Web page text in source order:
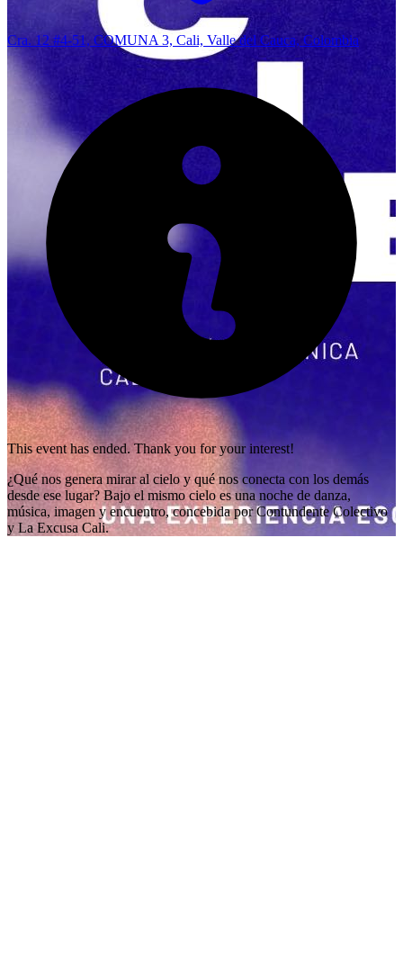
Cra. 12 #4-51, COMUNA 3, Cali, Valle del Cauca, Colombia
This event has ended. Thank you for your interest!
¿Qué nos genera mirar al cielo y qué nos conecta con los demás
desde ese lugar? Bajo el mismo cielo es una noche de danza,
música, imagen y encuentro, concebida por Contundente Colectivo
y La Excusa Cali.